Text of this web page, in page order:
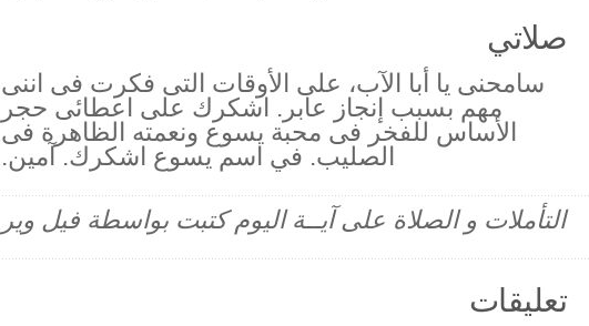
صلاتي
سامحنى يا أبا الآب، على الأوقات التى فكرت فى اننى
مهم بسبب إنجاز عابر. اشكرك على اعطائى حجر
الأساس للفخر فى محبة يسوع ونعمته الظاهرة فى
الصليب. في اسم يسوع اشكرك. آمين.
التأملات و الصلاة على آيــة اليوم كتبت بواسطة فيل وير
تعليقات